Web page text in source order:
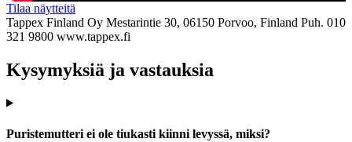
Tilaa näytteitä
Tappex Finland Oy Mestarintie 30, 06150 Porvoo, Finland Puh. 010
321 9800 www.tappex.fi
Kysymyksiä ja vastauksia
Puristemutteri ei ole tiukasti kiinni levyssä, miksi?